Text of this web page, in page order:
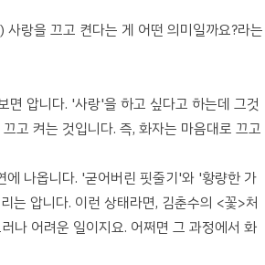
랑을 끄고 켠다는 게 어떤 의미일까요?라는
면 압니다. '사랑'을 하고 싶다고 하는데 그것
고 켜는 것입니다. 즉, 화자는 마음대로 끄고
나옵니다. '굳어버린 핏줄기'와 '황량한 가
는 압니다. 이런 상태라면, 김춘수의 <꽃>처
나 어려운 일이지요. 어쩌면 그 과정에서 화